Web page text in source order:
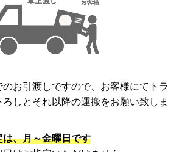
のお引渡しですので、お客様にてトラ
しとそれ以降の運搬をお願い致しま
、月～金曜日です